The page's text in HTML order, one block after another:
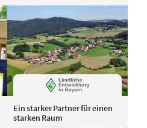
Ein starker Partner für einen
starken Raum